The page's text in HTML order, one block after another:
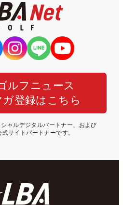
ルフニュース
ガ登録はこちら
ャルデジタルパートナー、および
式サイトパートナーです。